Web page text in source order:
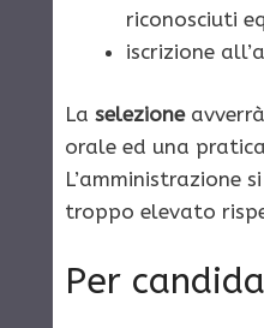
riconosciuti
iscrizione
La selezione
orale ed una
L’amministrazione
troppo elevato
Per